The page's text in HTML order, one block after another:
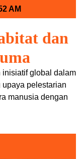
AM
dan
inisiatif global dalam
pelestarian
manusia dengan